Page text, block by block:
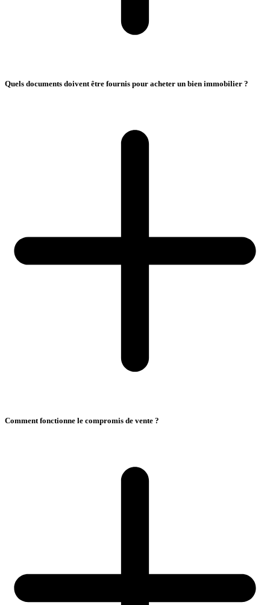
Quels documents doivent être fournis pour acheter un bien immobilier ?
Comment fonctionne le compromis de vente ?